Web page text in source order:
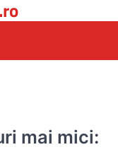
mai mici: